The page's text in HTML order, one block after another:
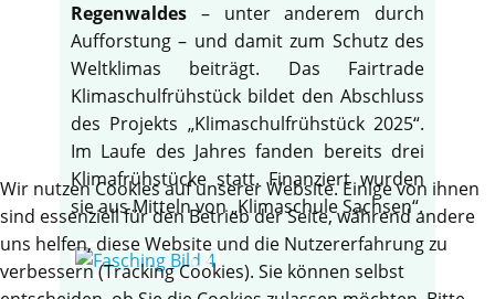
Regenwaldes – unter anderem durch
Aufforstung – und damit zum Schutz des
Weltklimas beiträgt. Das Fairtrade
Klimaschulfrühstück bildet den Abschluss
des Projekts „Klimaschulfrühstück 2025“.
Im Laufe des Jahres fanden bereits drei
Klimafrühstücke statt. Finanziert wurden
sie aus Mitteln von „Klimaschule Sachsen“.
Wir nutzen Cookies auf unserer Website. Einige von ihnen
sind essenziell für den Betrieb der Seite, während andere
uns helfen, diese Website und die Nutzererfahrung zu
verbessern (Tracking Cookies). Sie können selbst